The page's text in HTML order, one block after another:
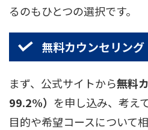
るのもひとつの選択です。
無料カウンセリング
まず、公式サイトから無料
99.2%） を申し込み、考え
目的や希望コースについて